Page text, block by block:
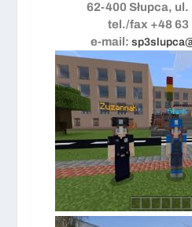
62-400 Słupca,
tel./fax +48 63
e-mail: